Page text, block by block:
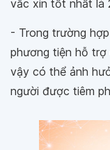
vắc xin tốt nhất là
- Trong trường
phương tiện hỗ trợ
vậy có thể ảnh
người được tiêm